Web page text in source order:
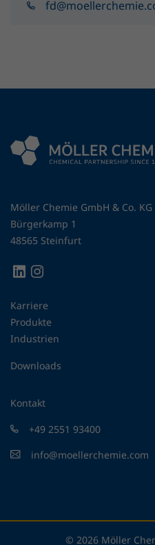
Möller Chemie GmbH & Co. KG
Bürgerkamp 1
48565 Steinfurt
Karriere
Produkte
Industrien
Downloads
Kontakt
+49 2551 93400
info@moellerchemie.com
© 2026 Möller